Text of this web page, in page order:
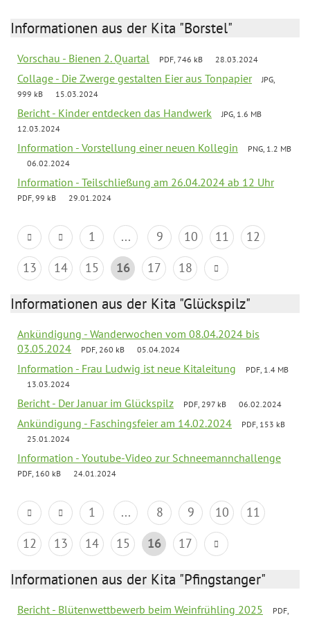
Informationen aus der Kita "Borstel"
Vorschau - Bienen 2. Quartal PDF, 746 kB 28.03.2024
Collage - Die Zwerge gestalten Eier aus Tonpapier
JPG,
999 kB
15.03.2024
Bericht - Kinder entdecken das Handwerk
JPG, 1.6 MB
12.03.2024
Information - Vorstellung einer neuen Kollegin
PNG, 1.2 MB
06.02.2024
Information - Teilschließung am 26.04.2024 ab 12 Uhr
PDF, 99 kB 29.01.2024
1 ... 9 10 11
12
13
14 15 16 17 18
Informationen aus der Kita "Glückspilz"
Ankündigung - Wanderwochen vom 08.04.2024 bis
03.05.2024
PDF, 260 kB 05.04.2024
Information - Frau Ludwig ist neue Kitaleitung
PDF, 1.4 MB
13.03.2024
Bericht - Der Januar im Glückspilz PDF, 297 kB 06.02.2024
Ankündigung - Faschingsfeier am 14.02.2024
PDF, 153 kB
25.01.2024
Information - Youtube-Video zur Schneemannchallenge
PDF, 160 kB 24.01.2024
1 ... 8 9 10
11
12
13 14 15 16 17
Informationen aus der Kita "Pfingstanger"
Bericht - Blütenwettbewerb beim Weinfrühling 2025
PDF,